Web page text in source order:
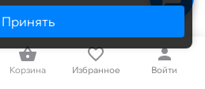
40-30-53
Принять
Корзина Избранное Войти